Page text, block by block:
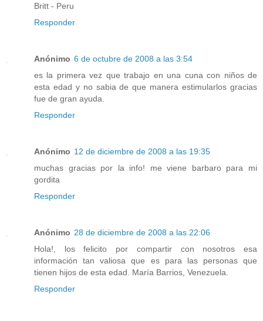
Britt - Peru
Responder
Anónimo 6 de octubre de 2008 a las 3:54
es la primera vez que trabajo en una cuna con niños de
esta edad y no sabia de que manera estimularlos gracias
fue de gran ayuda.
Responder
Anónimo 12 de diciembre de 2008 a las 19:35
muchas gracias por la info! me viene barbaro para mi
gordita
Responder
Anónimo 28 de diciembre de 2008 a las 22:06
Hola!, los felicito por compartir con nosotros esa
información tan valiosa que es para las personas que
tienen hijos de esta edad. María Barrios, Venezuela.
Responder